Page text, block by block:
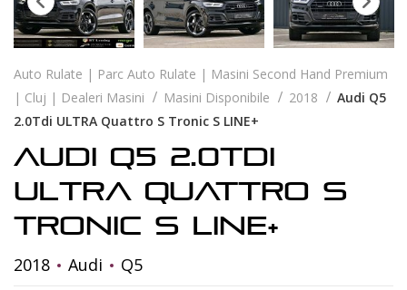
Auto Rulate | Parc Auto Rulate | Masini Second Hand Premium
| Cluj | Dealeri Masini
Masini Disponibile 2018
Audi Q5
2.0Tdi ULTRA Quattro S Tronic S LINE+
Audi Q5 2.0Tdi
ULTRA Quattro S
Tronic S LINE+
2018 Audi Q5